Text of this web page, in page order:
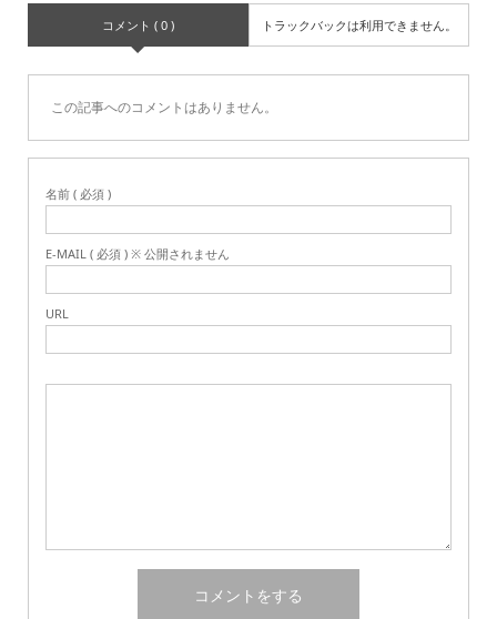
コメント ( 0 ) トラックバックは利用できません。
この記事へのコメントはありません。
名前 ( 必須 )
E-MAIL ( 必須 ) ※ 公開されません
URL